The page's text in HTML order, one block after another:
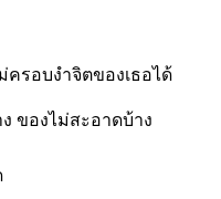
รอบงำจิตของเธอได้
ของไม่สะอาดบ้าง